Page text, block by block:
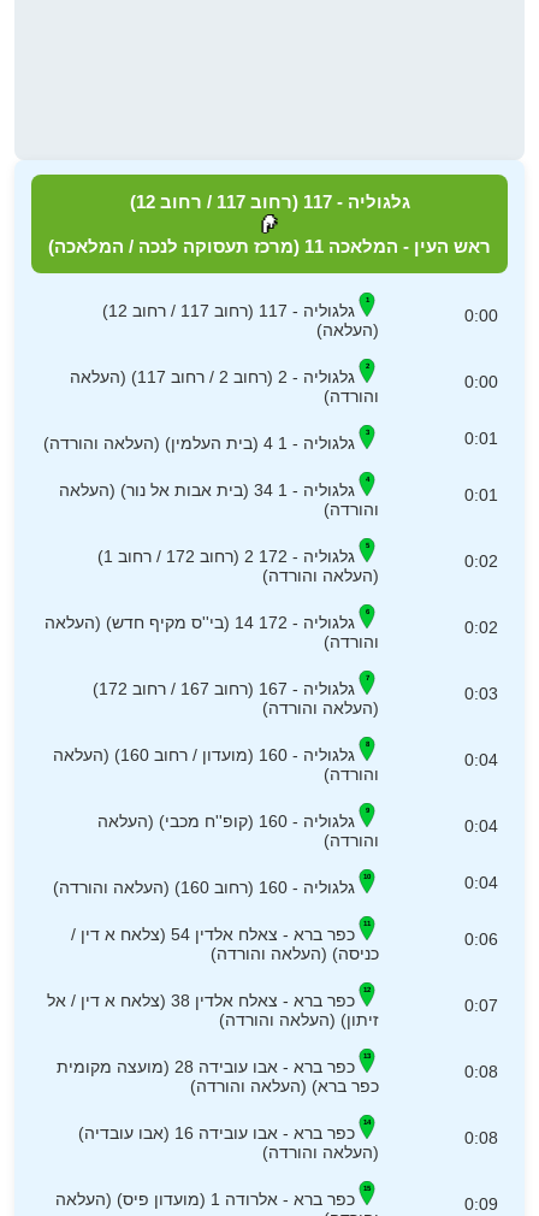
גלגוליה - 117 (רחוב 117 / רחוב 12)
ראש העין - המלאכה 11 (מרכז תעסוקה לנכה / המלאכה)
0:00
גלגוליה - 117 (רחוב 117 / רחוב 12)
(העלאה)
0:00
גלגוליה - 2 (רחוב 2 / רחוב 117) (העלאה
והורדה)
0:01 גלגוליה - 1 4 (בית העלמין) (העלאה והורדה)
0:01
גלגוליה - 1 34 (בית אבות אל נור) (העלאה
והורדה)
0:02
גלגוליה - 172 2 (רחוב 172 / רחוב 1)
(העלאה והורדה)
0:02
גלגוליה - 172 14 (בי''ס מקיף חדש) (העלאה
והורדה)
0:03
גלגוליה - 167 (רחוב 167 / רחוב 172)
(העלאה והורדה)
0:04
גלגוליה - 160 (מועדון / רחוב 160) (העלאה
והורדה)
0:04
גלגוליה - 160 (קופ''ח מכבי) (העלאה
והורדה)
0:04 גלגוליה - 160 (רחוב 160) (העלאה והורדה)
0:06
כפר ברא - צאלח אלדין 54 (צלאח א דין /
כניסה) (העלאה והורדה)
0:07
כפר ברא - צאלח אלדין 38 (צלאח א דין / אל
זיתון) (העלאה והורדה)
0:08
כפר ברא - אבו עובידה 28 (מועצה מקומית
כפר ברא) (העלאה והורדה)
0:08
כפר ברא - אבו עובידה 16 (אבו עובדיה)
(העלאה והורדה)
0:09
כפר ברא - אלרודה 1 (מועדון פיס) (העלאה